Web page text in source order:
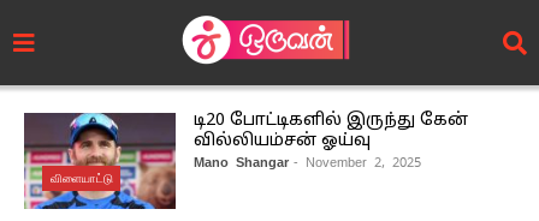
விளையாட்டு
டி20 போட்டிகளில் இருந்து கேன்
வில்லியம்சன் ஓய்வு
Mano Shangar - November 2, 2025